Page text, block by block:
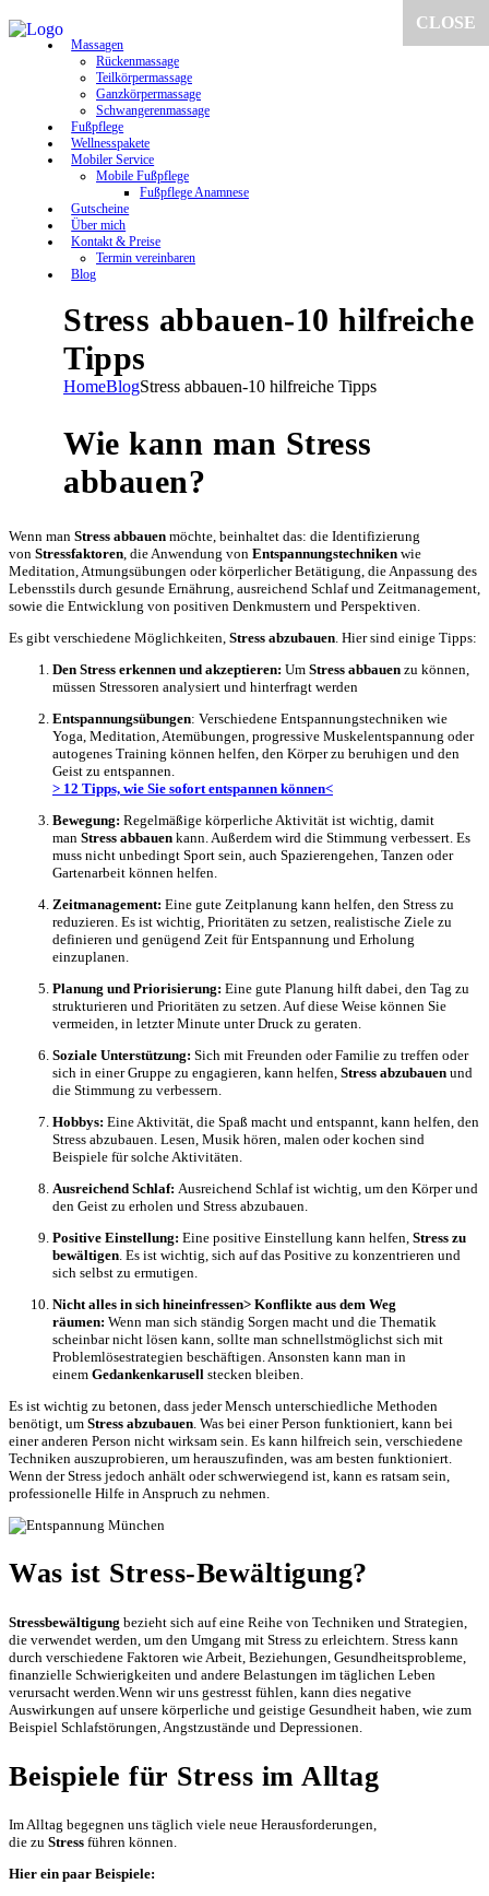
CLOSE
Massagen
Rückenmassage
Teilkörpermassage
Ganzkörpermassage
Schwangerenmassage
Fußpflege
Wellnesspakete
Mobiler Service
Mobile Fußpflege
Fußpflege Anamnese
Gutscheine
Über mich
Kontakt & Preise
Termin vereinbaren
Blog
Stress abbauen-10 hilfreiche
Tipps
HomeBlogStress abbauen-10 hilfreiche Tipps
Wie kann man Stress
abbauen?
Wenn man Stress abbauen möchte, beinhaltet das: die Identifizierung
von Stressfaktoren , die Anwendung von Entspannungstechniken wie
Meditation, Atmungsübungen oder körperlicher Betätigung, die Anpassung des
Lebensstils durch gesunde Ernährung, ausreichend Schlaf und Zeitmanagement,
sowie die Entwicklung von positiven Denkmustern und Perspektiven.
Es gibt verschiedene Möglichkeiten, Stress abzubauen . Hier sind einige Tipps:
Den Stress erkennen und akzeptieren: Um Stress abbauen zu können,
müssen Stressoren analysiert und hinterfragt werden
Entspannungsübungen: Verschiedene Entspannungstechniken wie
Yoga, Meditation, Atemübungen, progressive Muskelentspannung oder
autogenes Training können helfen, den Körper zu beruhigen und den
Geist zu entspannen.
> 12 Tipps, wie Sie sofort entspannen können<
Bewegung: Regelmäßige körperliche Aktivität ist wichtig, damit
man Stress abbauen kann. Außerdem wird die Stimmung verbessert. Es
muss nicht unbedingt Sport sein, auch Spazierengehen, Tanzen oder
Gartenarbeit können helfen.
Zeitmanagement: Eine gute Zeitplanung kann helfen, den Stress zu
reduzieren. Es ist wichtig, Prioritäten zu setzen, realistische Ziele zu
definieren und genügend Zeit für Entspannung und Erholung
einzuplanen.
Planung und Priorisierung: Eine gute Planung hilft dabei, den Tag zu
strukturieren und Prioritäten zu setzen. Auf diese Weise können Sie
vermeiden, in letzter Minute unter Druck zu geraten.
Soziale Unterstützung: Sich mit Freunden oder Familie zu treffen oder
sich in einer Gruppe zu engagieren, kann helfen, Stress abzubauen und
die Stimmung zu verbessern.
Hobbys: Eine Aktivität, die Spaß macht und entspannt, kann helfen, den
Stress abzubauen. Lesen, Musik hören, malen oder kochen sind
Beispiele für solche Aktivitäten.
Ausreichend Schlaf: Ausreichend Schlaf ist wichtig, um den Körper und
den Geist zu erholen und Stress abzubauen.
Positive Einstellung: Eine positive Einstellung kann helfen, Stress zu
bewältigen . Es ist wichtig, sich auf das Positive zu konzentrieren und
sich selbst zu ermutigen.
Nicht alles in sich hineinfressen> Konflikte aus dem Weg
räumen: Wenn man sich ständig Sorgen macht und die Thematik
scheinbar nicht lösen kann, sollte man schnellstmöglichst sich mit
Problemlösestrategien beschäftigen. Ansonsten kann man in
einem Gedankenkarusell stecken bleiben.
Es ist wichtig zu betonen, dass jeder Mensch unterschiedliche Methoden
benötigt, um Stress abzubauen . Was bei einer Person funktioniert, kann bei
einer anderen Person nicht wirksam sein. Es kann hilfreich sein, verschiedene
Techniken auszuprobieren, um herauszufinden, was am besten funktioniert.
Wenn der Stress jedoch anhält oder schwerwiegend ist, kann es ratsam sein,
professionelle Hilfe in Anspruch zu nehmen.
Was ist Stress-Bewältigung?
Stressbewältigung bezieht sich auf eine Reihe von Techniken und Strategien,
die verwendet werden, um den Umgang mit Stress zu erleichtern. Stress kann
durch verschiedene Faktoren wie Arbeit, Beziehungen, Gesundheitsprobleme,
finanzielle Schwierigkeiten und andere Belastungen im täglichen Leben
verursacht werden.Wenn wir uns gestresst fühlen, kann dies negative
Auswirkungen auf unsere körperliche und geistige Gesundheit haben, wie zum
Beispiel Schlafstörungen, Angstzustände und Depressionen.
Beispiele für Stress im Alltag
Im Alltag begegnen uns täglich viele neue Herausforderungen,
die zu Stress führen können.
Hier ein paar Beispiele: